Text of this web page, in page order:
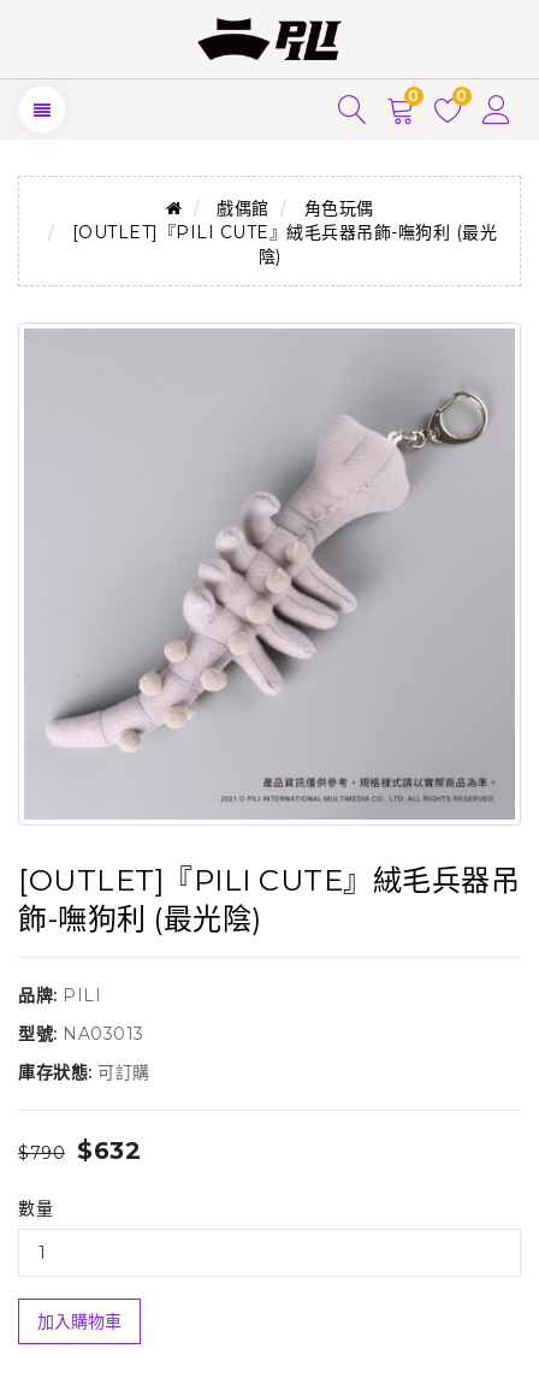
0 0
戲偶館
角色玩偶
[OUTLET]『PILI CUTE』絨毛兵器吊飾-嘸狗利 (最光
陰)
[OUTLET]『PILI CUTE』絨毛兵器吊
飾-嘸狗利 (最光陰)
品牌: PILI
型號: NA03013
庫存狀態: 可訂購
$790 $632
數量
加入購物車